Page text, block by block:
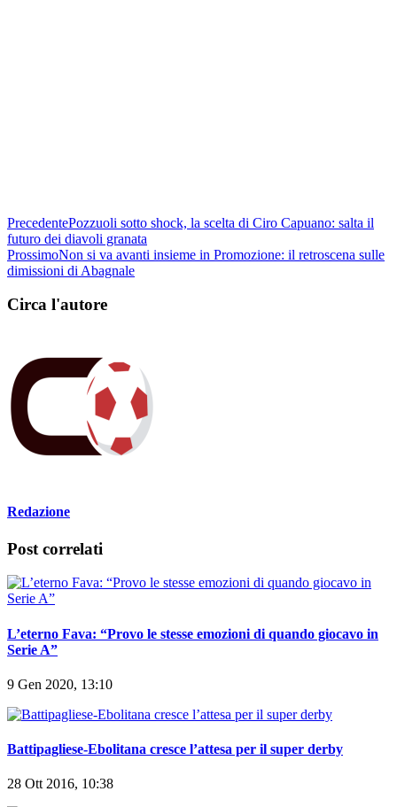
PrecedentePozzuoli sotto shock, la scelta di Ciro Capuano: salta il
futuro dei diavoli granata
ProssimoNon si va avanti insieme in Promozione: il retroscena sulle
dimissioni di Abagnale
Circa l'autore
Redazione
Post correlati
L’eterno Fava: “Provo le stesse emozioni di quando giocavo in
Serie A”
9 Gen 2020, 13:10
Battipagliese-Ebolitana cresce l’attesa per il super derby
28 Ott 2016, 10:38